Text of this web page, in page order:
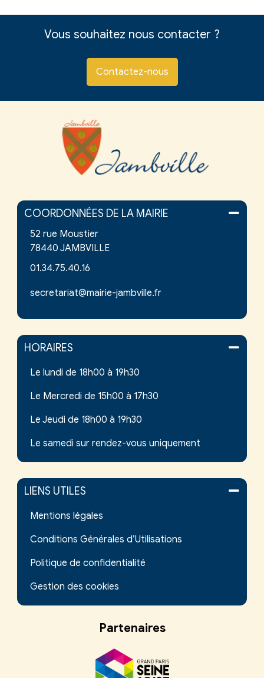
Vous souhaitez nous contacter ?
Contactez-nous
COORDONNÉES DE LA MAIRIE
52 rue Moustier
78440 JAMBVILLE
01.34.75.40.16
secretariat@mairie-jambville.fr
HORAIRES
Le lundi de 18h00 à 19h30
Le Mercredi de 15h00 à 17h30
Le Jeudi de 18h00 à 19h30
Le samedi sur rendez-vous uniquement
LIENS UTILES
Mentions légales
Conditions Générales d’Utilisations
Politique de confidentialité
Gestion des cookies
Partenaires